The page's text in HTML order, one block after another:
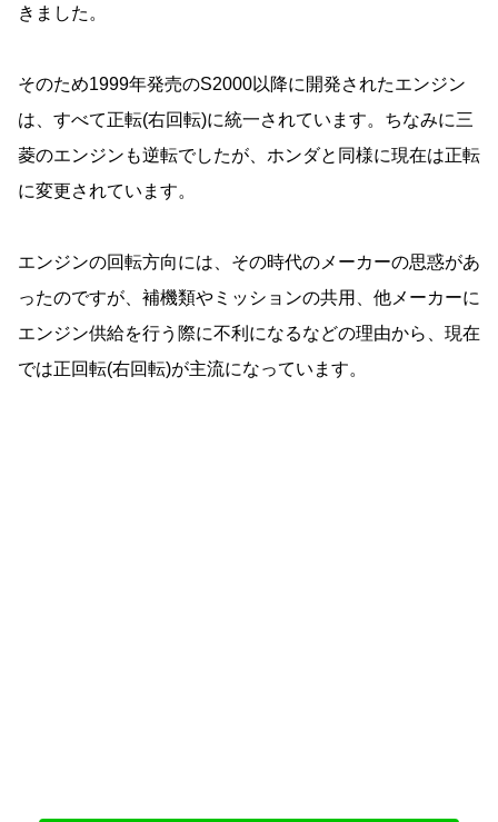
きました。
そのため1999年発売のS2000以降に開発されたエンジン
は、すべて正転(右回転)に統一されています。ちなみに三
菱のエンジンも逆転でしたが、ホンダと同様に現在は正転
に変更されています。
エンジンの回転方向には、その時代のメーカーの思惑があ
ったのですが、補機類やミッションの共用、他メーカーに
エンジン供給を行う際に不利になるなどの理由から、現在
では正回転(右回転)が主流になっています。